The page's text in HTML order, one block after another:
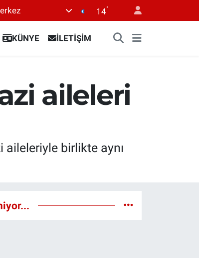
14°
KÜNYE İLETİŞİM
aileleri
aileleriyle birlikte aynı